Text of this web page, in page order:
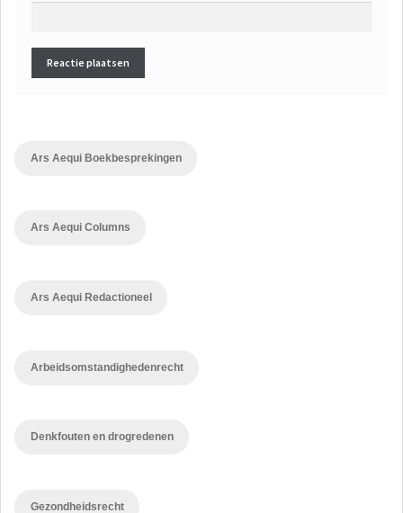
Ars Aequi Boekbesprekingen
Ars Aequi Columns
Ars Aequi Redactioneel
Arbeidsomstandighedenrecht
Denkfouten en drogredenen
Gezondheidsrecht